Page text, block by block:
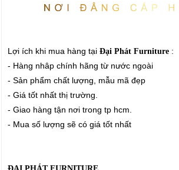
Lợi ích khi mua hàng tạiĐại Phát Furniture :
- Hàng nhâp chính hãng từ nước ngoài
- Sản phẩm chất lượng, mẫu mã đẹp
- Giá tốt nhất thị trường.
- Giao hàng tận nơi trong tp hcm.
- Mua số lượng sẽ có giá tốt nhất